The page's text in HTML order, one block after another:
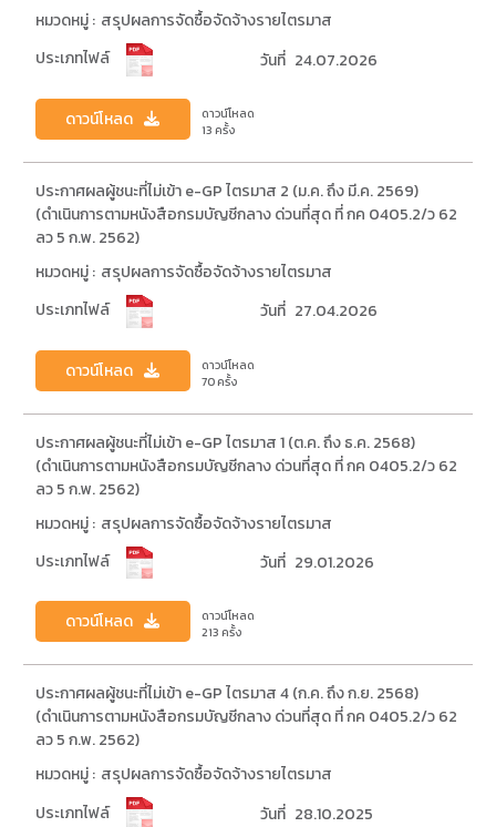
หมวดหมู่ : สรุปผลการจัดซื้อจัดจ้างรายไตรมาส
ประเภทไฟล์
วันที่ 24.07.2026
ดาวน์โหลด
ดาวน์โหลด
13 ครั้ง
ประกาศผลผู้ชนะที่ไม่เข้า e-GP ไตรมาส 2 (ม.ค. ถึง มี.ค. 2569)
(ดำเนินการตามหนังสือกรมบัญชีกลาง ด่วนที่สุด ที่ กค 0405.2/ว 62
ลว 5 ก.พ. 2562)
หมวดหมู่ : สรุปผลการจัดซื้อจัดจ้างรายไตรมาส
ประเภทไฟล์
วันที่ 27.04.2026
ดาวน์โหลด
ดาวน์โหลด
70 ครั้ง
ประกาศผลผู้ชนะที่ไม่เข้า e-GP ไตรมาส 1 (ต.ค. ถึง ธ.ค. 2568)
(ดำเนินการตามหนังสือกรมบัญชีกลาง ด่วนที่สุด ที่ กค 0405.2/ว 62
ลว 5 ก.พ. 2562)
หมวดหมู่ : สรุปผลการจัดซื้อจัดจ้างรายไตรมาส
ประเภทไฟล์
วันที่ 29.01.2026
ดาวน์โหลด
ดาวน์โหลด
213 ครั้ง
ประกาศผลผู้ชนะที่ไม่เข้า e-GP ไตรมาส 4 (ก.ค. ถึง ก.ย. 2568)
(ดำเนินการตามหนังสือกรมบัญชีกลาง ด่วนที่สุด ที่ กค 0405.2/ว 62
ลว 5 ก.พ. 2562)
หมวดหมู่ : สรุปผลการจัดซื้อจัดจ้างรายไตรมาส
ประเภทไฟล์
วันที่ 28.10.2025